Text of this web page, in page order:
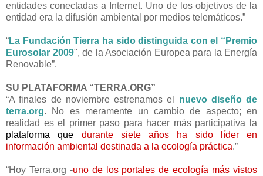
entidades conectadas a Internet. Uno de los objetivos de la
entidad era la difusión ambiental por medios telemáticos.”
“La Fundación Tierra ha sido distinguida con el “Premio
Eurosolar 2009", de la Asociación Europea para la Energía
Renovable”.
SU PLATAFORMA “TERRA.ORG”
“A finales de noviembre estrenamos el nuevo diseño de
terra.org. No es meramente un cambio de aspecto; en
realidad es el primer paso para hacer más participativa la
plataforma que
durante siete años ha sido
líder en
información ambiental destinada a la ecología práctica.”
“Hoy Terra.org -uno de los portales de ecología más vistos